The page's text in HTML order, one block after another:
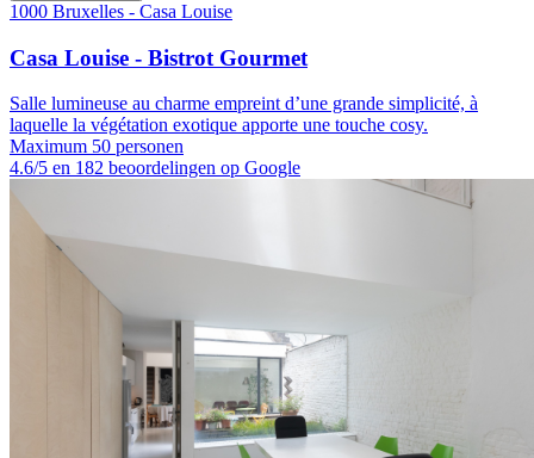
1000 Bruxelles - Casa Louise
Casa Louise - Bistrot Gourmet
Salle lumineuse au charme empreint d’une grande simplicité, à
laquelle la végétation exotique apporte une touche cosy.
Maximum 50 personen
4.6/5 en 182 beoordelingen op Google